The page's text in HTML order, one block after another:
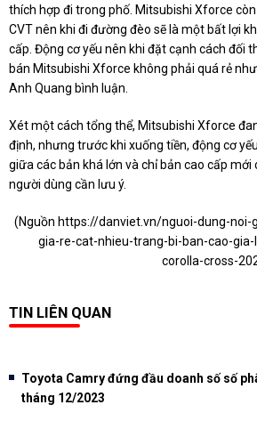
thích hợp đi trong phố. Mitsubishi Xforce
CVT nên khi đi đường đèo sẽ là một bất lợi
cấp. Động cơ yếu nên khi đặt cạnh cách đối
bán Mitsubishi Xforce không phải quá rẻ
Anh Quang bình luận.
Xét một cách tổng thể, Mitsubishi Xforce
định, nhưng trước khi xuống tiền, động cơ
giữa các bản khá lớn và chỉ bản cao cấp mới
người dùng cần lưu ý.
(Nguồn https://danviet.vn/nguoi-dung-
gia-re-cat-nhieu-trang-bi-ban-cao-
corolla-cross-
TIN LIÊN QUAN
Toyota Camry đứng đầu doanh số số
tháng 12/2023